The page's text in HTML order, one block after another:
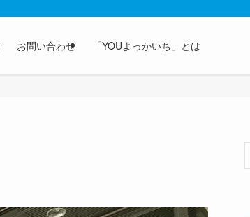
お問い合わせ 「YOUよっかいち」とは